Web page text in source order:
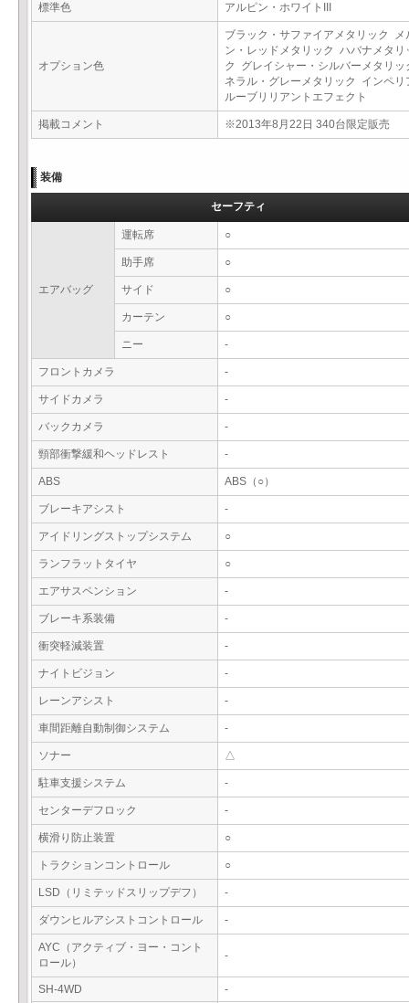
標準色
アルピン・ホワイトIII
オプション色
ブラック・サファイアメタリック メ
ン・レッドメタリック ハバナメタリ
ク グレイシャー・シルバーメタリ
ネラル・グレーメタリック インペリ
ルーブリリアントエフェクト
掲載コメント ※2013年8月22日 340台限定販売
装備
セーフティ
エアバッグ
運転席 ○
助手席 ○
サイド ○
カーテン ○
ニー -
フロントカメラ -
サイドカメラ -
バックカメラ -
頸部衝撃緩和ヘッドレスト -
ABS ABS（○）
ブレーキアシスト -
アイドリングストップシステム ○
ランフラットタイヤ ○
エアサスペンション -
ブレーキ系装備 -
衝突軽減装置 -
ナイトビジョン -
レーンアシスト -
車間距離自動制御システム -
ソナー △
駐車支援システム -
センターデフロック -
横滑り防止装置 ○
トラクションコントロール ○
LSD（リミテッドスリップデフ） -
ダウンヒルアシストコントロール -
AYC（アクティブ・ヨー・コント
ロール）
-
SH-4WD
-